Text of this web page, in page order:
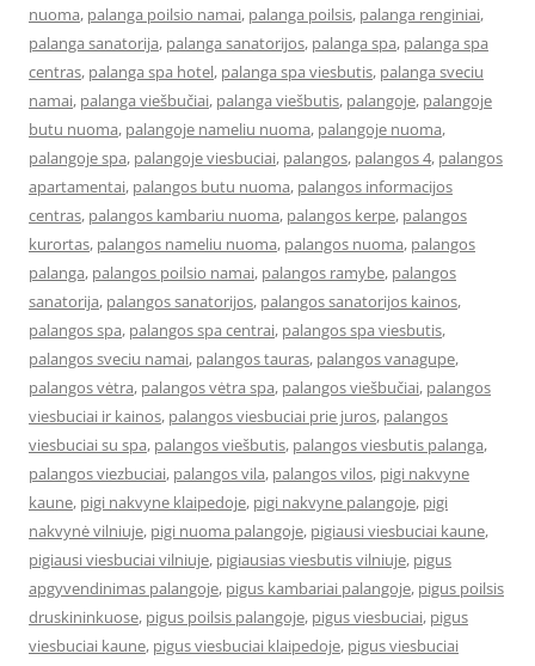
nuoma, palanga poilsio namai, palanga poilsis, palanga renginiai,
palanga sanatorija, palanga sanatorijos, palanga spa, palanga spa
centras, palanga spa hotel, palanga spa viesbutis, palanga sveciu
namai, palanga viešbučiai, palanga viešbutis, palangoje, palangoje
butu nuoma, palangoje nameliu nuoma, palangoje nuoma,
palangoje spa, palangoje viesbuciai, palangos, palangos 4, palangos
apartamentai, palangos butu nuoma, palangos informacijos
centras, palangos kambariu nuoma, palangos kerpe, palangos
kurortas, palangos nameliu nuoma, palangos nuoma, palangos
palanga, palangos poilsio namai, palangos ramybe, palangos
sanatorija, palangos sanatorijos, palangos sanatorijos kainos,
palangos spa, palangos spa centrai, palangos spa viesbutis,
palangos sveciu namai, palangos tauras, palangos vanagupe,
palangos vėtra, palangos vėtra spa, palangos viešbučiai, palangos
viesbuciai ir kainos, palangos viesbuciai prie juros, palangos
viesbuciai su spa, palangos viešbutis, palangos viesbutis palanga,
palangos viezbuciai, palangos vila, palangos vilos, pigi nakvyne
kaune, pigi nakvyne klaipedoje, pigi nakvyne palangoje, pigi
nakvynė vilniuje, pigi nuoma palangoje, pigiausi viesbuciai kaune,
pigiausi viesbuciai vilniuje, pigiausias viesbutis vilniuje, pigus
apgyvendinimas palangoje, pigus kambariai palangoje, pigus poilsis
druskininkuose, pigus poilsis palangoje, pigus viesbuciai, pigus
viesbuciai kaune, pigus viesbuciai klaipedoje, pigus viesbuciai